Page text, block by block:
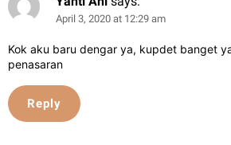
April 3, 2020 at 12:29 am
Kok aku baru dengar ya, kupdet banget
penasaran
Reply